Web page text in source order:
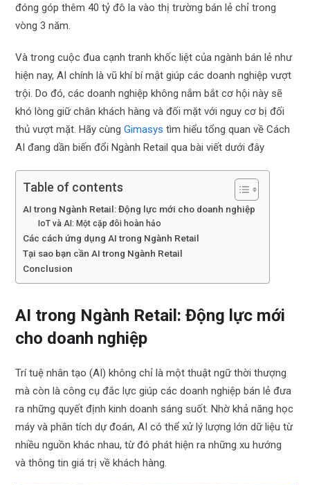
đóng góp thêm 40 tỷ đô la vào thị trường bán lẻ chỉ trong
vòng 3 năm.
Và trong cuộc đua cạnh tranh khốc liệt của ngành bán lẻ như
hiện nay, AI chính là vũ khí bí mật giúp các doanh nghiệp vượt
trội. Do đó, các doanh nghiệp không nắm bắt cơ hội này sẽ
khó lòng giữ chân khách hàng và đối mặt với nguy cơ bị đối
thủ vượt mặt. Hãy cùngGimasys tìm hiểu tổng quan về Cách
AI đang dần biến đổi Ngành Retail qua bài viết dưới đây
Table of contents
AI trong Ngành Retail: Động lực mới cho doanh nghiệp
IoT và AI: Một cặp đôi hoàn hảo
Các cách ứng dụng AI trong Ngành Retail
Tại sao bạn cần AI trong Ngành Retail
Conclusion
AI trong Ngành Retail: Động lực mới
cho doanh nghiệp
Trí tuệ nhân tạo (AI) không chỉ là một thuật ngữ thời thượng
mà còn là công cụ đắc lực giúp các doanh nghiệp bán lẻ đưa
ra những quyết định kinh doanh sáng suốt. Nhờ khả năng học
máy và phân tích dự đoán, AI có thể xử lý lượng lớn dữ liệu từ
nhiều nguồn khác nhau, từ đó phát hiện ra những xu hướng
và thông tin giá trị về khách hàng.